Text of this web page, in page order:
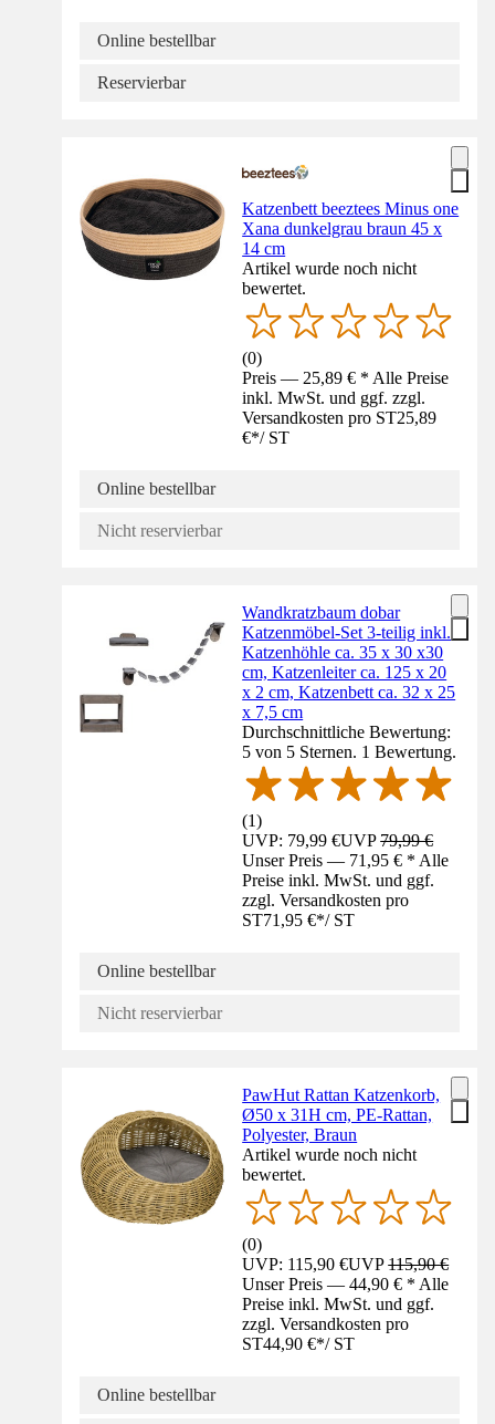
Online bestellbar
Reservierbar
Katzenbett beeztees Minus one
Xana dunkelgrau braun 45 x
14 cm
Artikel wurde noch nicht
bewertet.
(0)
Preis — 25,89 € * Alle Preise
inkl. MwSt. und ggf. zzgl.
Versandkosten pro ST25,89
€*/ ST
Online bestellbar
Nicht reservierbar
Wandkratzbaum dobar
Katzenmöbel-Set 3-teilig inkl.
Katzenhöhle ca. 35 x 30 x30
cm, Katzenleiter ca. 125 x 20
x 2 cm, Katzenbett ca. 32 x 25
x 7,5 cm
Durchschnittliche Bewertung:
5 von 5 Sternen. 1 Bewertung.
(1)
UVP: 79,99 €UVP79,99 €
Unser Preis — 71,95 € * Alle
Preise inkl. MwSt. und ggf.
zzgl. Versandkosten pro
ST71,95 €*/ ST
Online bestellbar
Nicht reservierbar
PawHut Rattan Katzenkorb,
Ø50 x 31H cm, PE-Rattan,
Polyester, Braun
Artikel wurde noch nicht
bewertet.
(0)
UVP: 115,90 €UVP115,90 €
Unser Preis — 44,90 € * Alle
Preise inkl. MwSt. und ggf.
zzgl. Versandkosten pro
ST44,90 €*/ ST
Online bestellbar